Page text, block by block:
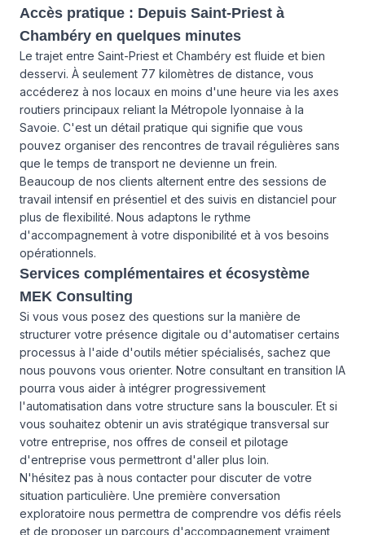
Accès pratique : Depuis Saint-Priest à
Chambéry en quelques minutes
Le trajet entre Saint-Priest et Chambéry est fluide et bien
desservi. À seulement 77 kilomètres de distance, vous
accéderez à nos locaux en moins d'une heure via les axes
routiers principaux reliant la Métropole lyonnaise à la
Savoie. C'est un détail pratique qui signifie que vous
pouvez organiser des rencontres de travail régulières sans
que le temps de transport ne devienne un frein.
Beaucoup de nos clients alternent entre des sessions de
travail intensif en présentiel et des suivis en distanciel pour
plus de flexibilité. Nous adaptons le rythme
d'accompagnement à votre disponibilité et à vos besoins
opérationnels.
Services complémentaires et écosystème
MEK Consulting
Si vous vous posez des questions sur la manière de
structurer votre présence digitale ou d'automatiser certains
processus à l'aide d'outils métier spécialisés, sachez que
nous pouvons vous orienter. Notre consultant en transition IA
pourra vous aider à intégrer progressivement
l'automatisation dans votre structure sans la bousculer. Et si
vous souhaitez obtenir un avis stratégique transversal sur
votre entreprise, nos offres de conseil et pilotage
d'entreprise vous permettront d'aller plus loin.
N'hésitez pas à nous contacter pour discuter de votre
situation particulière. Une première conversation
exploratoire nous permettra de comprendre vos défis réels
et de proposer un parcours d'accompagnement vraiment